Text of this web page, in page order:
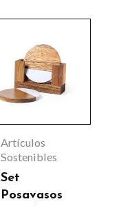
Artículos
Sostenibles
Set
Posavasos